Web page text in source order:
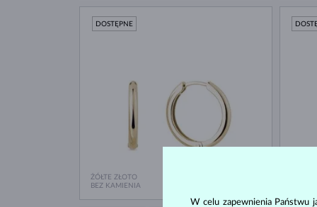
ŻÓŁTE ZŁOTO
BEZ KAMIENIA
DOSTĘPNE
W celu zapewnienia Państwu